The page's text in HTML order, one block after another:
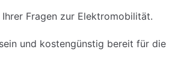
Fragen zur Elektromobilität.
und kostengünstig bereit für die